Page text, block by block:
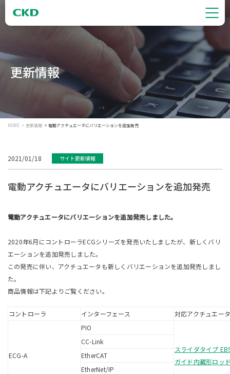
更新情報
HOME 更新情報 電動アクチュエータにバリエーションを追加発売
2021/01/18 サイト更新情報
電動アクチュエータにバリエーションを追加発売
電動アクチュエータにバリエーションを追加発売しました。
2020年6月にコントローラECGシリーズを発売いたしましたが、新しくバリ
エーションを追加発売しました。
この発売に伴い、アクチュエータも新しくバリエーションを追加発売しまし
た。
商品情報は下記よりご覧ください。
コントローラ インターフェース 対応アクチュエー
ECG-A
PIO
スライダタイプ
ガイド内蔵形ロッ
CC-Link
EtherCAT
EtherNet/IP